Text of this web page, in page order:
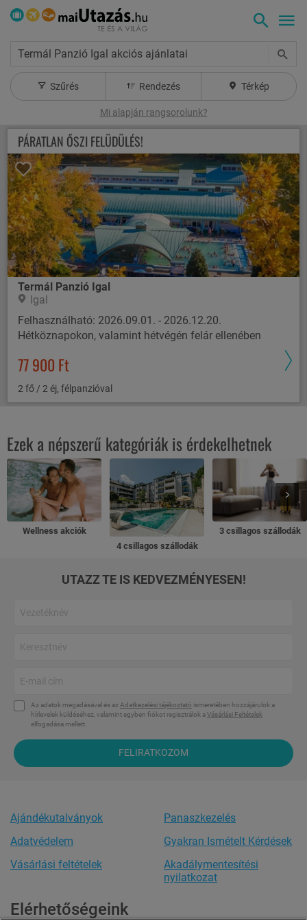
Termál Panzió Igal akciós ajánlatai
Szűrés Rendezés Térkép
Mi alapján rangsorolunk?
PÁRATLAN ŐSZI FELÜDÜLÉS!
Termál Panzió Igal
Igal
Felhasználható: 2026.09.01. - 2026.12.20.
Hétköznapokon, valamint hétvégén felár ellenében
77 900 Ft
2 fő / 2 éj, félpanzióval
Ezek a népszerű kategóriák is érdekelhetnek
Wellness akciók
4 csillagos szállodák
3 csillagos szállodák
UTAZZ TE IS KEDVEZMÉNYESEN!
Az adatok megadásával és az Adatkezelési tájékoztató ismeretében hozzájárulok a
hírlevelek küldéséhez, valamint egyben fiókot regisztrálok aVásárlási Feltételek
elfogadása mellett.
FELIRATKOZOM
Ajándékutalványok
Adatvédelem
Vásárlási feltételek
Panaszkezelés
Gyakran Ismételt Kérdések
Akadálymentesítési
nyilatkozat
Elérhetőségeink